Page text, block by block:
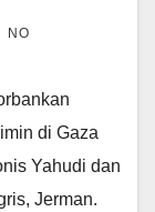
NO
di Gaza
Yahudi dan
Jerman.